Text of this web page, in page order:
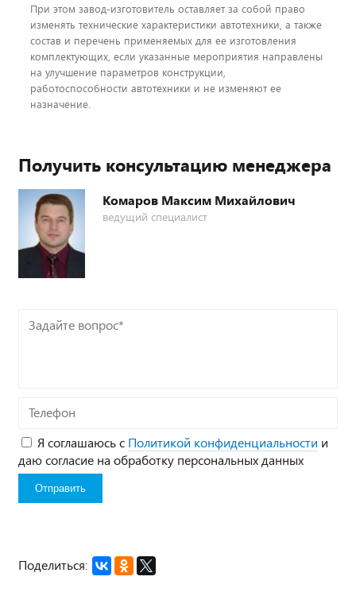
При этом завод-изготовитель оставляет за собой право
изменять технические характеристики автотехники, а также
состав и перечень применяемых для ее изготовления
комплектующих, если указанные мероприятия направлены
на улучшение параметров конструкции,
работоспособности автотехники и не изменяют ее
назначение.
Получить консультацию менеджера
Комаров Максим Михайлович
ведущий специалист
Задайте
вопрос*
Телефон
Я соглашаюсь с Политикой конфиденциальности и
даю согласие на обработку персональных данных
Поделиться: